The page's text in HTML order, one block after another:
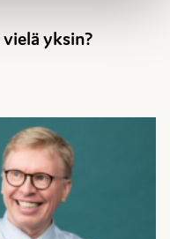
yksin?